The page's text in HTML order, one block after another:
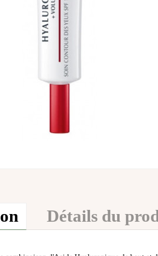
Détails du